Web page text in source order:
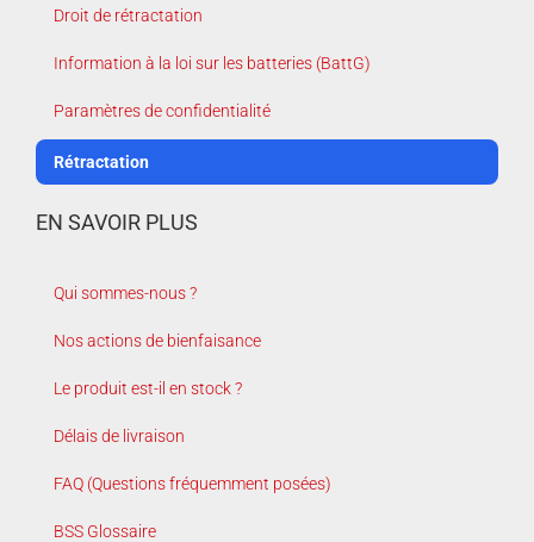
Droit de rétractation
Information à la loi sur les batteries (BattG)
Paramètres de confidentialité
Rétractation
EN SAVOIR PLUS
Qui sommes-nous ?
Nos actions de bienfaisance
Le produit est-il en stock ?
Délais de livraison
FAQ (Questions fréquemment posées)
BSS Glossaire